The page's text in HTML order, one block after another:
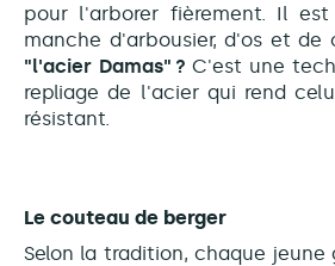
pour l'arborer fièrement. Il
manche d'arbousier, d'os et de
"l'acier Damas" ? C'est une
repliage de l'acier qui rend
résistant.
Le couteau de berger
Selon la tradition, chaque jeune